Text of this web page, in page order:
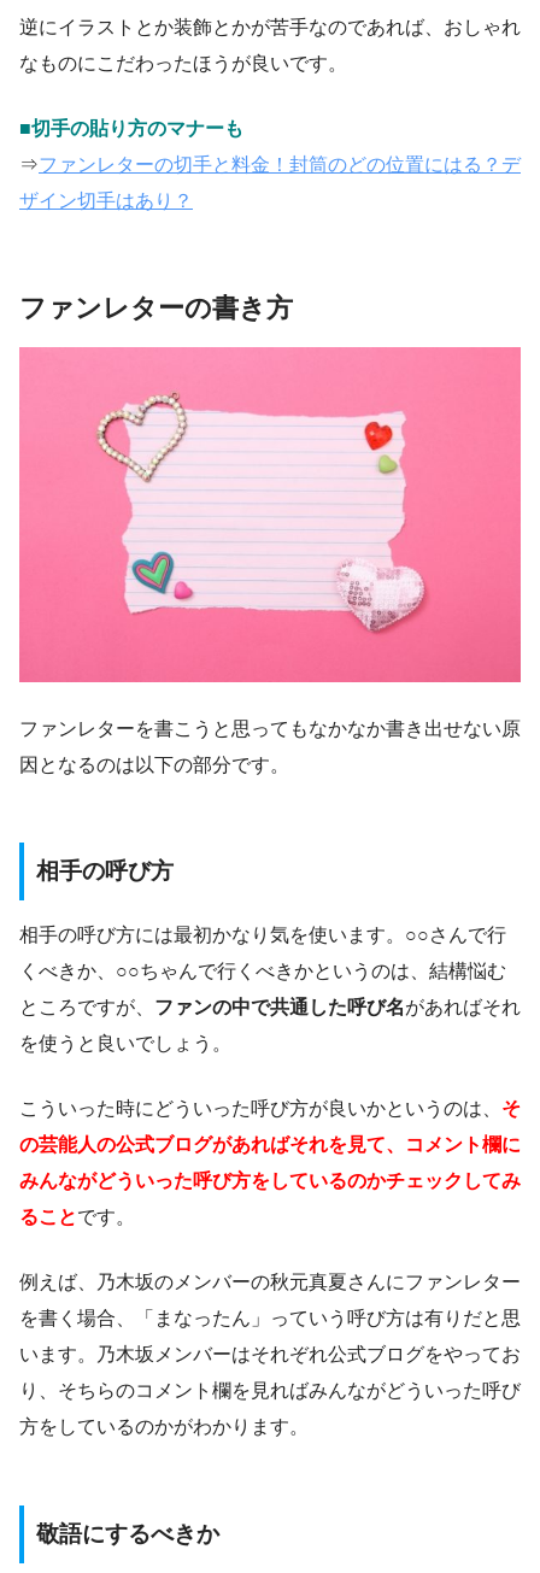
逆にイラストとか装飾とかが苦手なのであれば、おしゃれ
なものにこだわったほうが良いです。
■切手の貼り方のマナーも
⇒ファンレターの切手と料金！封筒のどの位置にはる？デ
ザイン切手はあり？
ファンレターの書き方
ファンレターを書こうと思ってもなかなか書き出せない原
因となるのは以下の部分です。
相手の呼び方
相手の呼び方には最初かなり気を使います。○○さんで行
くべきか、○○ちゃんで行くべきかというのは、結構悩む
ところですが、 ファンの中で共通した呼び名があればそれ
を使うと良いでしょう。
こういった時にどういった呼び方が良いかというのは、 そ
の芸能人の公式ブログがあればそれを見て、コメント欄に
みんながどういった呼び方をしているのかチェックしてみ
ることです。
例えば、乃木坂のメンバーの秋元真夏さんにファンレター
を書く場合、「まなったん」っていう呼び方は有りだと思
います。乃木坂メンバーはそれぞれ公式ブログをやってお
り、そちらのコメント欄を見ればみんながどういった呼び
方をしているのかがわかります。
敬語にするべきか